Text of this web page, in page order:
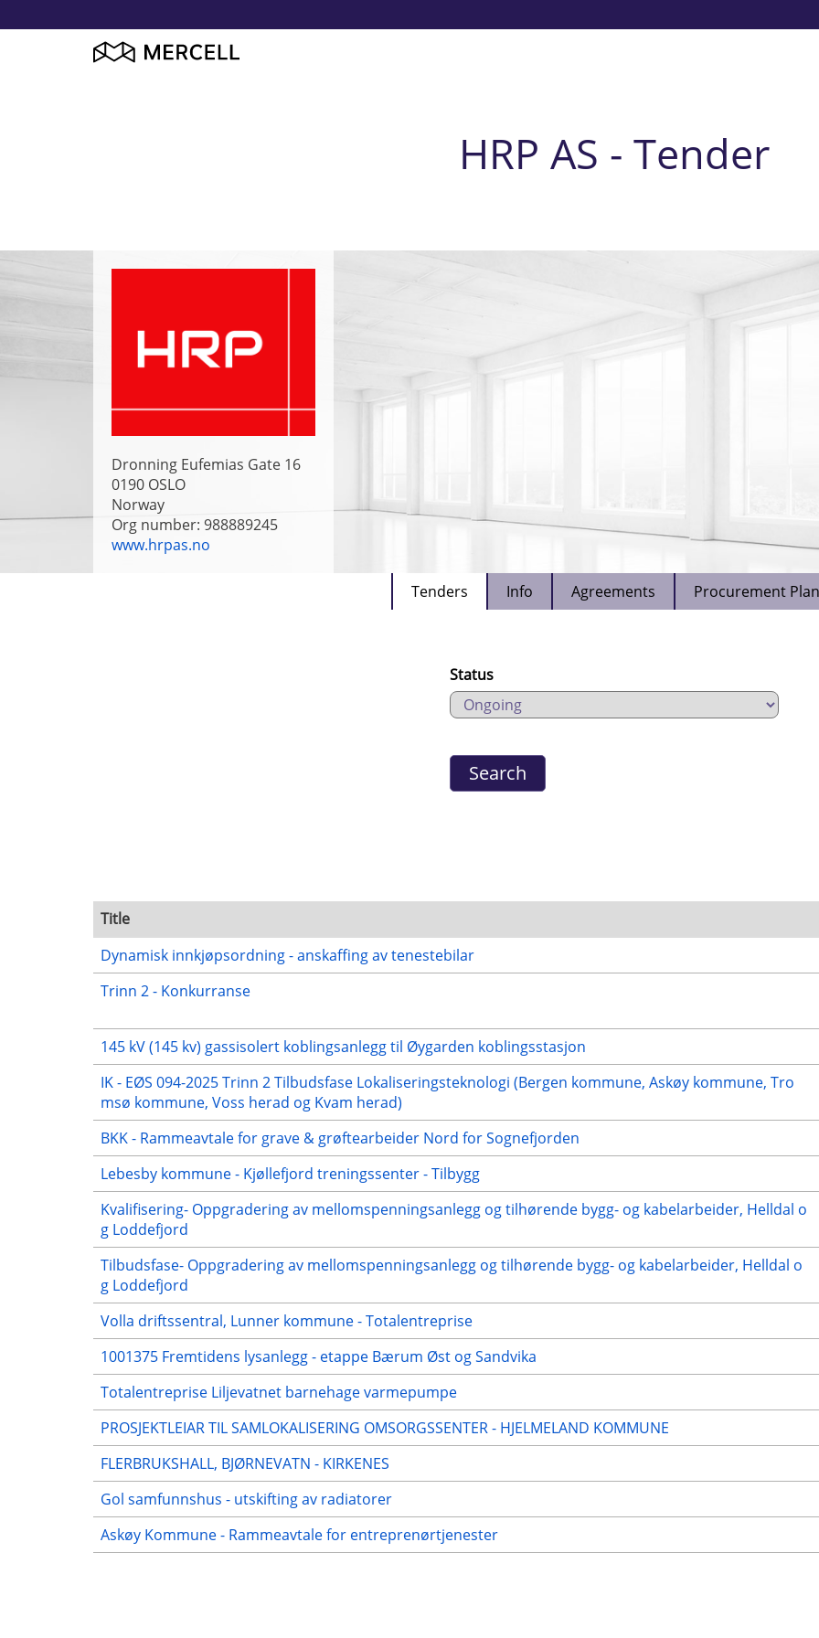
HRP AS - Tender
Dronning Eufemias Gate 16
0190 OSLO
Norway
Org number: 988889245
www.hrpas.no
Tenders Info Agreements Procurement Plan
Status
Title
Dynamisk innkjøpsordning - anskaffing av tenestebilar
Trinn 2 - Konkurranse
145 kV (145 kv) gassisolert koblingsanlegg til Øygarden koblingsstasjon
IK - EØS 094-2025 Trinn 2 Tilbudsfase Lokaliseringsteknologi (Bergen kommune, Askøy kommune, Tro
msø kommune, Voss herad og Kvam herad)
BKK - Rammeavtale for grave & grøftearbeider Nord for Sognefjorden
Lebesby kommune - Kjøllefjord treningssenter - Tilbygg
Kvalifisering- Oppgradering av mellomspenningsanlegg og tilhørende bygg- og kabelarbeider, Helldal o
g Loddefjord
Tilbudsfase- Oppgradering av mellomspenningsanlegg og tilhørende bygg- og kabelarbeider, Helldal o
g Loddefjord
Volla driftssentral, Lunner kommune - Totalentreprise
1001375 Fremtidens lysanlegg - etappe Bærum Øst og Sandvika
Totalentreprise Liljevatnet barnehage varmepumpe
PROSJEKTLEIAR TIL SAMLOKALISERING OMSORGSSENTER - HJELMELAND KOMMUNE
FLERBRUKSHALL, BJØRNEVATN - KIRKENES
Gol samfunnshus - utskifting av radiatorer
Askøy Kommune - Rammeavtale for entreprenørtjenester